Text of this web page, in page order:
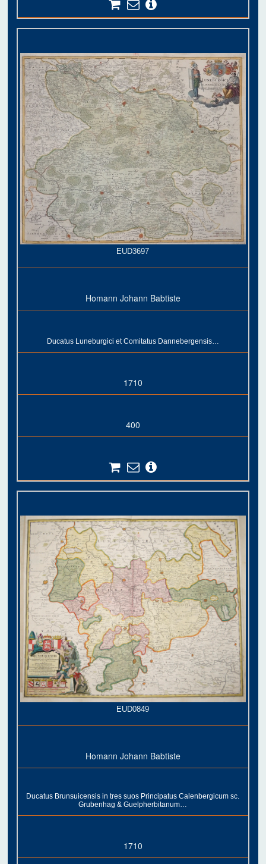
EUD3697
Homann Johann Babtiste
Ducatus Luneburgici et Comitatus Dannebergensis…
1710
400
EUD0849
Homann Johann Babtiste
Ducatus Brunsuicensis in tres suos Principatus Calenbergicum sc.
Grubenhag & Guelpherbitanum…
1710